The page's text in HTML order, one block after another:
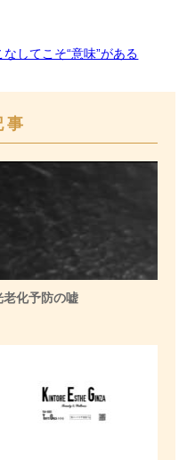
してこそ“意味”がある
事
老化予防の嘘